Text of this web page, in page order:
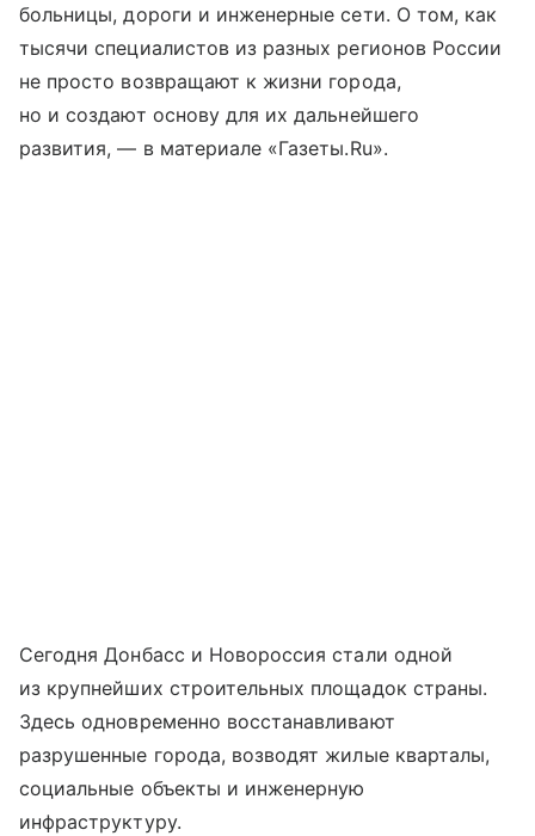
больницы, дороги и инженерные сети. О том, как
тысячи специалистов из разных регионов России
не просто возвращают к жизни города,
но и создают основу для их дальнейшего
развития, — в материале «Газеты.Ru».
Сегодня Донбасс и Новороссия стали одной
из крупнейших строительных площадок страны.
Здесь одновременно восстанавливают
разрушенные города, возводят жилые кварталы,
социальные объекты и инженерную
инфраструктуру.